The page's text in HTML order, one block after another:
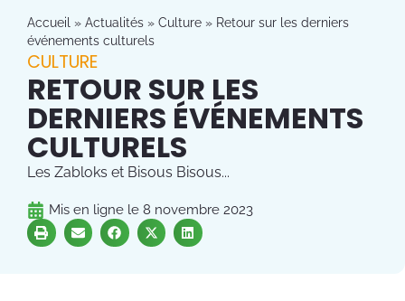
Accueil » Actualités » Culture » Retour sur les derniers
événements culturels
CULTURE
RETOUR SUR LES
DERNIERS ÉVÉNEMENTS
CULTURELS
Les Zabloks et Bisous Bisous...
Mis en ligne le 8 novembre 2023